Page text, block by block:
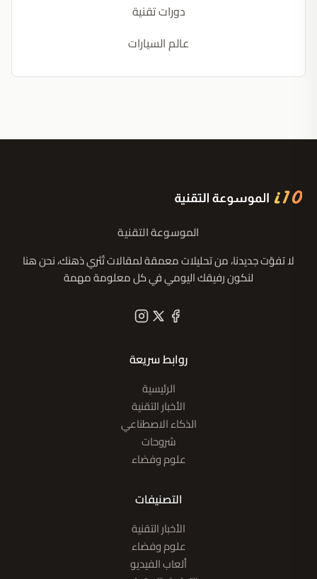
دورات تقنية
عالم السيارات
الموسوعة التقنية
لا تفوّت جديدنا، من تحليلات معمقة لمقالات تُثري ذهنك، نحن هنا
لنكون رفيقك اليومي في كل معلومة مهمة
روابط سريعة
الرئيسية
الأخبار التقنية
الذكاء الاصطناعي
شروحات
علوم وفضاء
التصنيفات
الأخبار التقنية
علوم وفضاء
ألعاب الفيديو